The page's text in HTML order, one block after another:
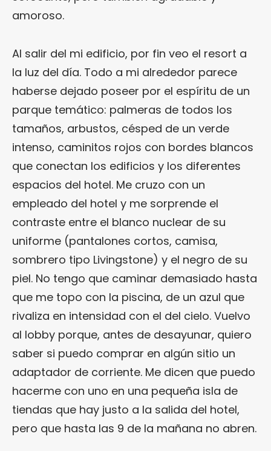
amoroso.
Al salir del mi edificio, por fin veo el resort a
la luz del día. Todo a mi alrededor parece
haberse dejado poseer por el espíritu de un
parque temático: palmeras de todos los
tamaños, arbustos, césped de un verde
intenso, caminitos rojos con bordes blancos
que conectan los edificios y los diferentes
espacios del hotel. Me cruzo con un
empleado del hotel y me sorprende el
contraste entre el blanco nuclear de su
uniforme (pantalones cortos, camisa,
sombrero tipo Livingstone) y el negro de su
piel. No tengo que caminar demasiado hasta
que me topo con la piscina, de un azul que
rivaliza en intensidad con el del cielo. Vuelvo
al lobby porque, antes de desayunar, quiero
saber si puedo comprar en algún sitio un
adaptador de corriente. Me dicen que puedo
hacerme con uno en una pequeña isla de
tiendas que hay justo a la salida del hotel,
pero que hasta las 9 de la mañana no abren.